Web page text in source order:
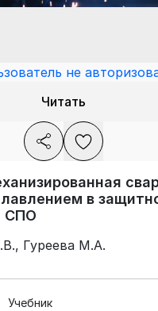
не
Читать
в
СПО
Гуреева М.А.
Учебник